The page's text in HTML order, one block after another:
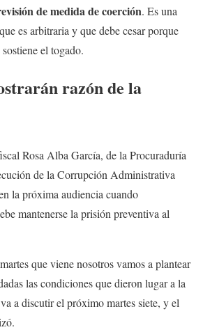
de medida de coerción. Es una
es arbitraria y que debe cesar porque
el togado.
razón de la
Rosa Alba García, de la Procuraduría
de la Corrupción Administrativa
la próxima audiencia cuando
mantenerse la prisión preventiva al
que viene nosotros vamos a plantear
las condiciones que dieron lugar a la
a discutir el próximo martes siete, y el